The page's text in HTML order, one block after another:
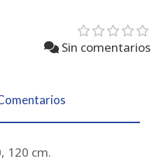
Sin comentarios
120 cm.